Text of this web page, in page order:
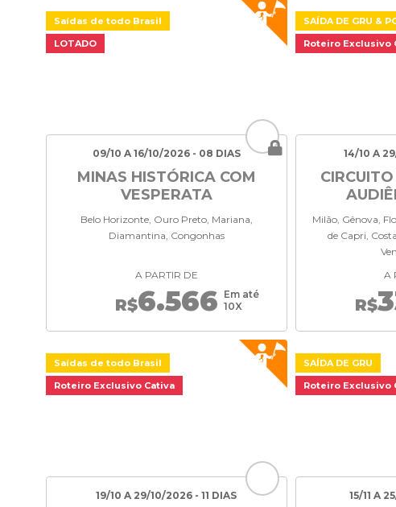
Saídas de todo Brasil
LOTADO
09/10 A 16/10/2026 - 08 DIAS
MINAS HISTÓRICA COM
VESPERATA
Belo Horizonte, Ouro Preto, Mariana,
Diamantina, Congonhas
A PARTIR DE
R$6.566 Em até
10X
SAÍDA DE GRU &
Roteiro Exclusivo
14/10 A
Milão, Gênova,
de Capri,
A
R$
Saídas de todo Brasil
Roteiro Exclusivo Cativa
19/10 A 29/10/2026 - 11 DIAS
SAÍDA DE GRU
Roteiro Exclusivo
15/11 A